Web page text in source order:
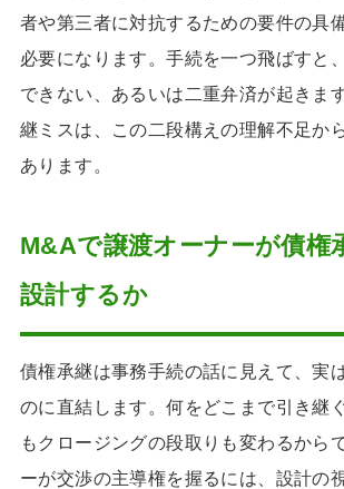
者や第三者に対抗するための要件の具
必要になります。手続を一つ飛ばすと
できない、あるいは二重弁済が起きま
継ミスは、この二段構えの理解不足か
あります。
M&Aで譲渡オーナーが債権
設計するか
債権承継は事務手続の話に見えて、実
のに直結します。何をどこまで引き継
もクロージングの段取りも変わるから
ーが交渉の主導権を握るには、設計の